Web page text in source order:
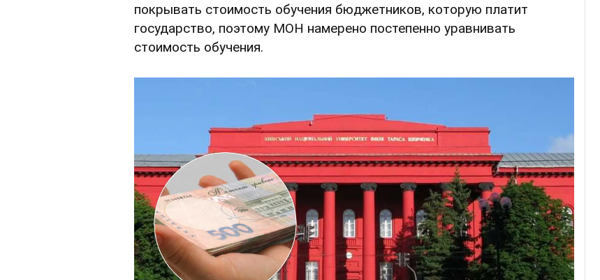
покрывать стоимость обучения бюджетников, которую платит
государство, поэтому МОН намерено постепенно уравнивать
стоимость обучения.